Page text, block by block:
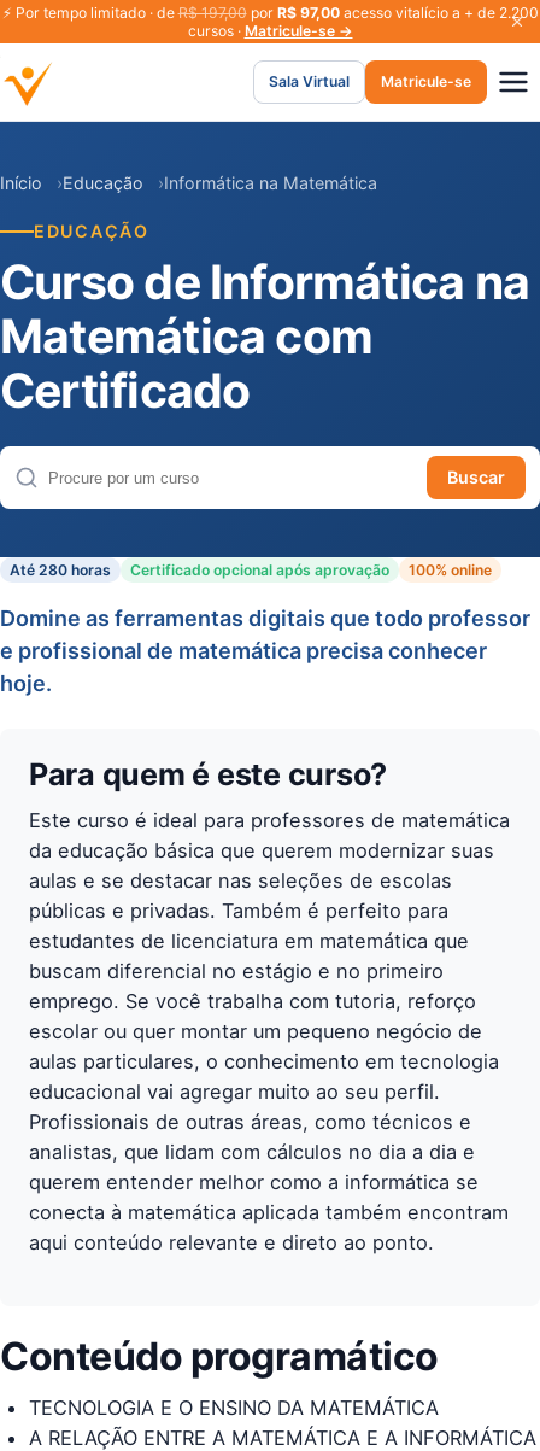
⚡ Por tempo limitado · deR$ 197,00por R$ 97,00acesso vitalício a + de 2.200
cursos · Matricule-se →
Sala Virtual Matricule-se
Início Educação Informática na Matemática
EDUCAÇÃO
Curso de Informática na
Matemática com
Certificado
Buscar cursos
Buscar
Até 280 horas Certificado opcional após aprovação 100% online
Domine as ferramentas digitais que todo professor
e profissional de matemática precisa conhecer
hoje.
Para quem é este curso?
Este curso é ideal para professores de matemática
da educação básica que querem modernizar suas
aulas e se destacar nas seleções de escolas
públicas e privadas. Também é perfeito para
estudantes de licenciatura em matemática que
buscam diferencial no estágio e no primeiro
emprego. Se você trabalha com tutoria, reforço
escolar ou quer montar um pequeno negócio de
aulas particulares, o conhecimento em tecnologia
educacional vai agregar muito ao seu perfil.
Profissionais de outras áreas, como técnicos e
analistas, que lidam com cálculos no dia a dia e
querem entender melhor como a informática se
conecta à matemática aplicada também encontram
aqui conteúdo relevante e direto ao ponto.
Conteúdo programático
TECNOLOGIA E O ENSINO DA MATEMÁTICA
A RELAÇÃO ENTRE A MATEMÁTICA E A INFORMÁTICA